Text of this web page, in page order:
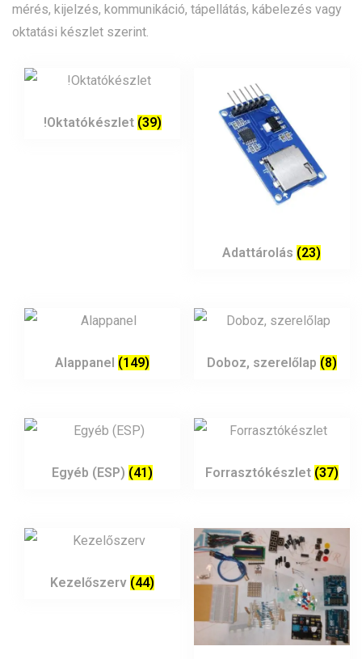
mérés, kijelzés, kommunikáció, tápellátás, kábelezés vagy
oktatási készlet szerint.
!Oktatókészlet (39)
Adattárolás (23)
Alappanel (149) Doboz, szerelőlap (8)
Egyéb (ESP) (41) Forrasztókészlet (37)
Kezelőszerv (44)